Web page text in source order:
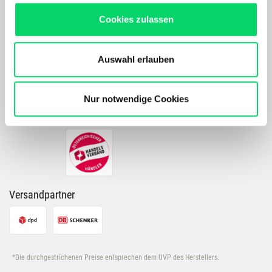
Produkten und Inhalten.
Unser Online Angebot sowie die Funktionalität und
Performance unserer Website wird kontinuierlich für Dich
Bergspezl verwendet Cookies, um Inhalte und Anzeigen
zu personalisieren, Funktionen für soziale Medien
anbieten zu können und die Zugriffe auf unsere Website
zu analysieren. Außerdem geben wir Informationen zu
Deiner Verwendung unserer Website an unsere Partner
für soziale Medien, Werbung und Analysen weiter.
Unsere Partner führen diese Informationen
ihnen bereitgestellt hast oder die sie im Rahmen Deiner
Nutzung der Dienste gesammelt haben.
Cookies zulassen
Auswahl erlauben
Nur notwendige Cookies
PRODUKTDETAILS
Zahlarten
Versandpartner
*Die durchgestrichenen Preise entsprechen dem UVP des Herstellers.